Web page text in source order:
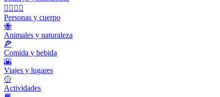
👩‍❤️‍💋‍👨
Personas y cuerpo
🐝
Animales y naturaleza
🍕
Comida y bebida
🌇
Viajes y lugares
🥎
Actividades